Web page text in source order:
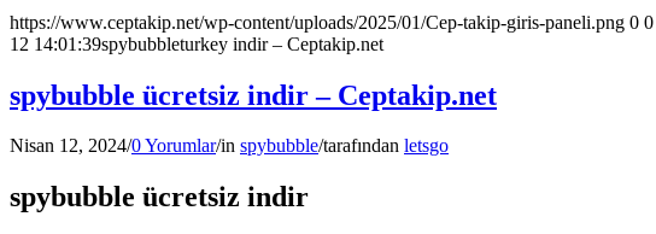
https://www.ceptakip.net/wp-content/uploads/2025/01/Cep-takip-giris-paneli.png 0 0
12 14:01:39spybubbleturkey indir – Ceptakip.net
spybubble ücretsiz indir – Ceptakip.net
Nisan 12, 2024/0 Yorumlar/in spybubble/tarafından letsgo
spybubble ücretsiz indir